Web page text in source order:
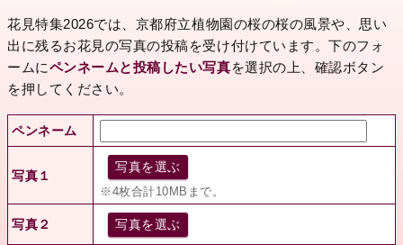
花見特集2026では、京都府立植物園の桜の桜の風景や、思い
出に残るお花見の写真の投稿を受け付けています。下のフォ
ームにペンネームと投稿したい写真を選択の上、確認ボタン
を押してください。
ペンネーム
写真１
写真を選ぶ
※4枚合計10MBまで。
写真２ 写真を選ぶ